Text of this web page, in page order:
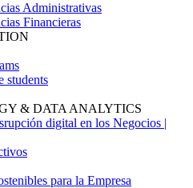
Administrativas
Financieras
students
& DATA ANALYTICS
digital en los Negocios |
para la Empresa